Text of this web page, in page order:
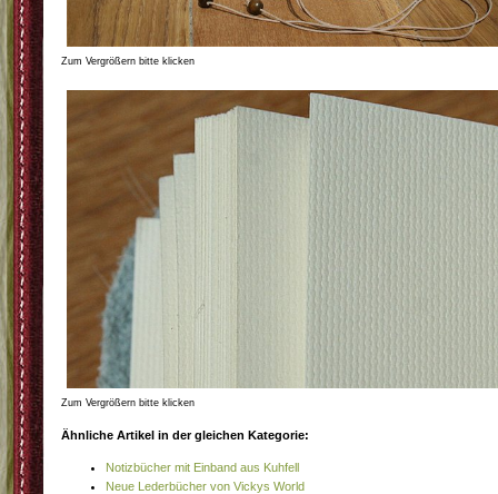
Zum Vergrößern bitte klicken
Zum Vergrößern bitte klicken
Ähnliche Artikel in der gleichen Kategorie:
Notizbücher mit Einband aus Kuhfell
Neue Lederbücher von Vickys World